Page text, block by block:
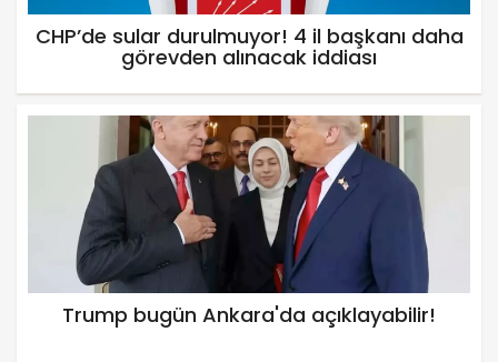
CHP’de sular durulmuyor! 4 il başkanı daha
görevden alınacak iddiası
Trump bugün Ankara'da açıklayabilir!